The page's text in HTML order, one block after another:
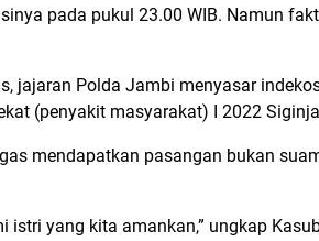
pada pukul 23.00 WIB. Namun
jajaran Polda Jambi menyasar
(penyakit masyarakat) I 2022
mendapatkan pasangan bukan
istri yang kita amankan,” ungkap